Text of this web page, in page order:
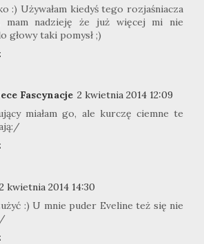
:) Używałam kiedyś tego rozjaśniacza
mam nadzieję że już więcej mi nie
głowy taki pomysł ;)
Fascynacje 2 kwietnia 2014 12:09
miałam go, ale kurczę ciemne te
2 kwietnia 2014 14:30
:) U mnie puder Eveline też się nie